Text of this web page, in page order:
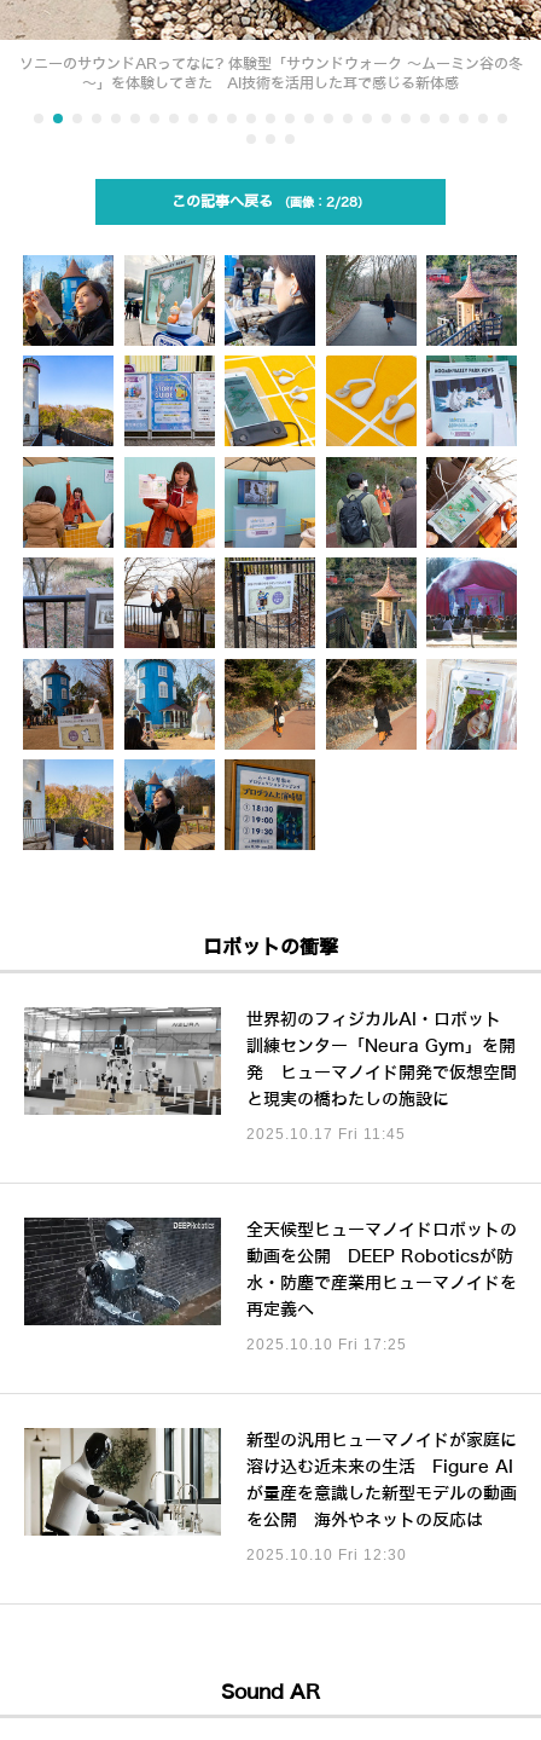
ソニーのサウンドARってなに? 体験型「サウンドウォーク ～ムーミン谷の冬
～」を体験してきた AI技術を活用した耳で感じる新体感
この記事へ戻る 2/28
ロボットの衝撃
世界初のフィジカルAI・ロボット
訓練センター「Neura Gym」を開
発 ヒューマノイド開発で仮想空間
と現実の橋わたしの施設に
2025.10.17 Fri 11:45
全天候型ヒューマノイドロボットの
動画を公開 DEEP Roboticsが防
水・防塵で産業用ヒューマノイドを
再定義へ
2025.10.10 Fri 17:25
新型の汎用ヒューマノイドが家庭に
溶け込む近未来の生活 Figure AI
が量産を意識した新型モデルの動画
を公開 海外やネットの反応は
2025.10.10 Fri 12:30
Sound AR